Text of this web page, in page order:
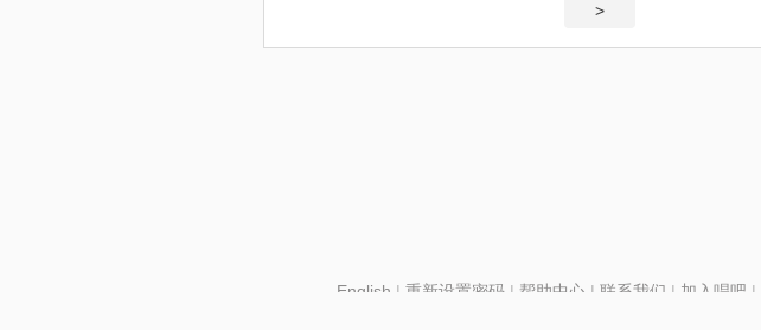
>
English | 重新设置密码| 帮助中心 | 联系我们 | 加入唱吧 |